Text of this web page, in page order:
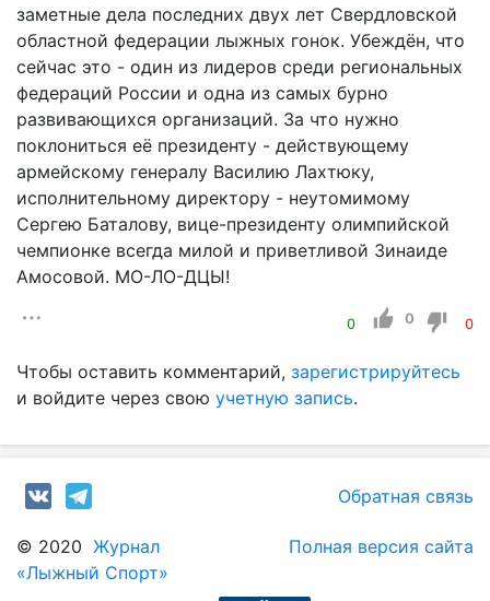
заметные дела последних двух лет Свердловской
областной федерации лыжных гонок. Убеждён, что
сейчас это - один из лидеров среди региональных
федераций России и одна из самых бурно
развивающихся организаций. За что нужно
поклониться её президенту - действующему
армейскому генералу Василию Лахтюку,
исполнительному директору - неутомимому
Сергею Баталову, вице-президенту олимпийской
чемпионке всегда милой и приветливой Зинаиде
Амосовой. МО-ЛО-ДЦЫ!
0 0 0
Чтобы оставить комментарий, зарегистрируйтесь
и войдите через свою учетную запись.
Обратная связь
© 2020 Журнал
«Лыжный Спорт»
Полная версия сайта